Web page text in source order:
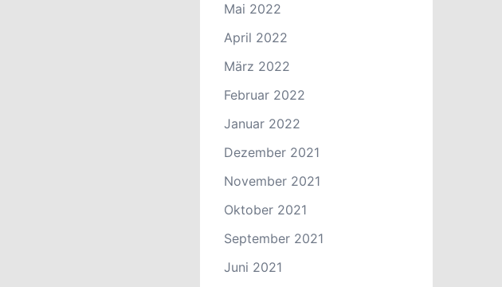
Mai 2022
April 2022
März 2022
Februar 2022
Januar 2022
Dezember 2021
November 2021
Oktober 2021
September 2021
Juni 2021